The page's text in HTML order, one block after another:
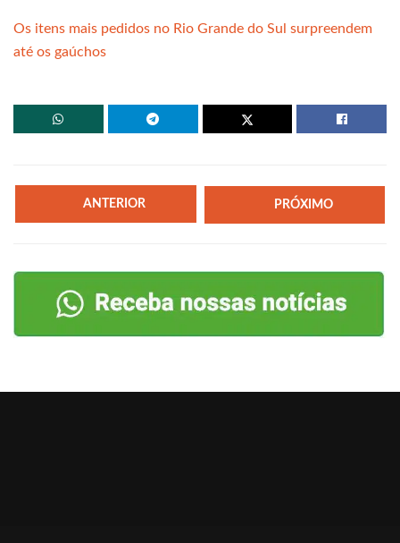
Os itens mais pedidos no Rio Grande do Sul surpreendem
até os gaúchos
ANTERIOR PRÓXIMO